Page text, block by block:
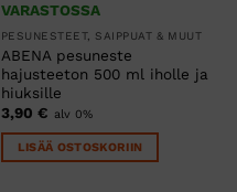
VARASTOSSA
PESUNESTEET, SAIPPUAT & MUUT
ABENA pesuneste
hajusteeton 500 ml iholle ja
hiuksille
3,90 € alv 0%
LISÄÄ OSTOSKORIIN